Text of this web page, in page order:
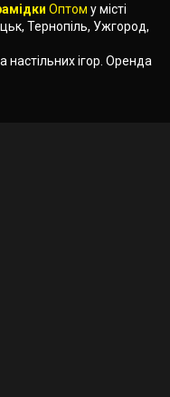
Оптом у місті
Тернопіль, Ужгород,
настільних ігор. Оренда